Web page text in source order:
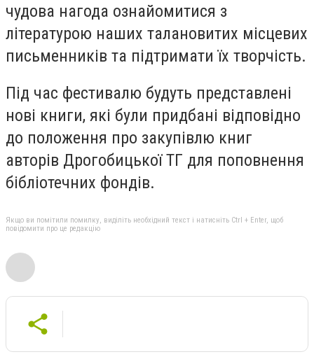
чудова нагода ознайомитися з
літературою наших талановитих місцевих
письменників та підтримати їх творчість.
Під час фестивалю будуть представлені
нові книги, які були придбані відповідно
до положення про закупівлю книг
авторів Дрогобицької ТГ для поповнення
бібліотечних фондів.
Якщо ви помітили помилку, виділіть необхідний текст і натисніть Ctrl + Enter, щоб
повідомити про це редакцію